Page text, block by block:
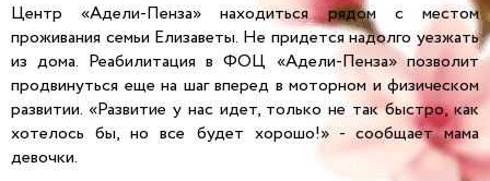
Центр «Адели-Пенза» находиться рядом с местом
проживания семьи Елизаветы. Не придется надолго уезжать
из дома. Реабилитация в ФОЦ «Адели-Пенза» позволит
продвинуться еще на шаг вперед в моторном и физическом
развитии. «Развитие у нас идет, только не так быстро, как
хотелось бы, но все будет хорошо!» - сообщает мама
девочки.